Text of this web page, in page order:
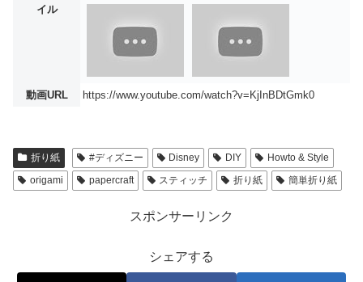
イル
動画URL https://www.youtube.com/watch?v=KjInBDtGmk0
折り紙 #ディズニー Disney DIY
Howto & Style
origami
papercraft スティッチ 折り紙 簡単折り紙
スポンサーリンク
シェアする